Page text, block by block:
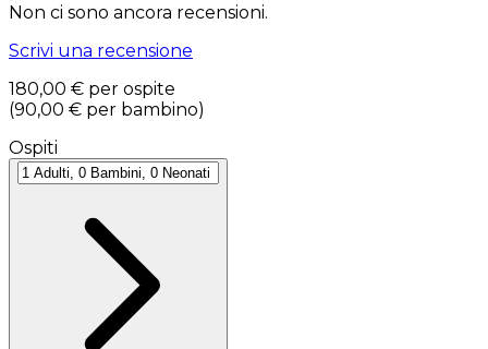
Non ci sono ancora recensioni.
Scrivi una recensione
180,00 € per ospite
(90,00 € per bambino)
Ospiti